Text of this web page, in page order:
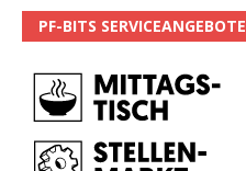
PF-BITS SERVICEANGEBOTE